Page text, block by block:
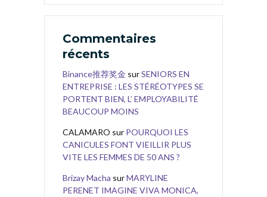
Commentaires
récents
Binance推荐奖金 surSENIORS EN
ENTREPRISE : LES STÉRÉOTYPES SE
PORTENT BIEN, L’ EMPLOYABILITÉ
BEAUCOUP MOINS
CALAMARO sur POURQUOI LES
CANICULES FONT VIEILLIR PLUS
VITE LES FEMMES DE 50 ANS ?
Brizay Macha surMARYLINE
PERENET IMAGINE VIVA MONICA,